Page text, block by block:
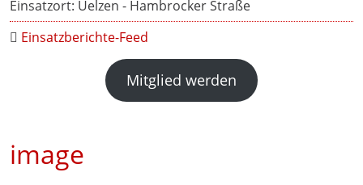
Einsatzort: Uelzen - Hambrocker Straße
Einsatzberichte-Feed
Mitglied werden
image